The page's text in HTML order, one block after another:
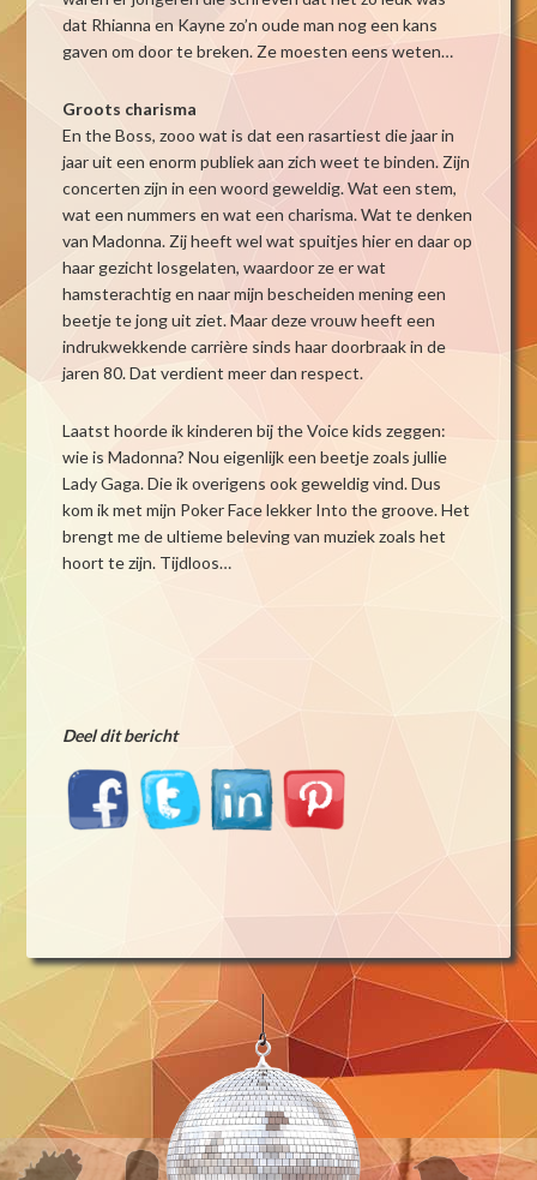
dat Rhianna en Kayne zo’n oude man nog een kans
gaven om door te breken. Ze moesten eens weten…
Groots charisma
En the Boss, zooo wat is dat een rasartiest die jaar in
jaar uit een enorm publiek aan zich weet te binden. Zijn
concerten zijn in een woord geweldig. Wat een stem,
wat een nummers en wat een charisma. Wat te denken
van Madonna. Zij heeft wel wat spuitjes hier en daar op
haar gezicht losgelaten, waardoor ze er wat
hamsterachtig en naar mijn bescheiden mening een
beetje te jong uit ziet. Maar deze vrouw heeft een
indrukwekkende carrière sinds haar doorbraak in de
jaren 80. Dat verdient meer dan respect.
Laatst hoorde ik kinderen bij the Voice kids zeggen:
wie is Madonna? Nou eigenlijk een beetje zoals jullie
Lady Gaga. Die ik overigens ook geweldig vind. Dus
kom ik met mijn Poker Face lekker Into the groove. Het
brengt me de ultieme beleving van muziek zoals het
hoort te zijn. Tijdloos…
Deel dit bericht